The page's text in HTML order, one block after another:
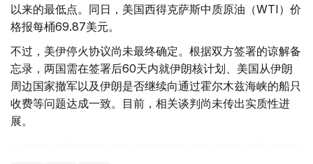
以来的最低点。同日，美国西得克萨斯中质原油（WTI）价
格报每桶69.87美元。
不过，美伊停火协议尚未最终确定。根据双方签署的谅解备
忘录，两国需在签署后60天内就伊朗核计划、美国从伊朗
周边国家撤军以及伊朗是否继续向通过霍尔木兹海峡的船只
收费等问题达成一致。目前，相关谈判尚未传出实质性进
展。